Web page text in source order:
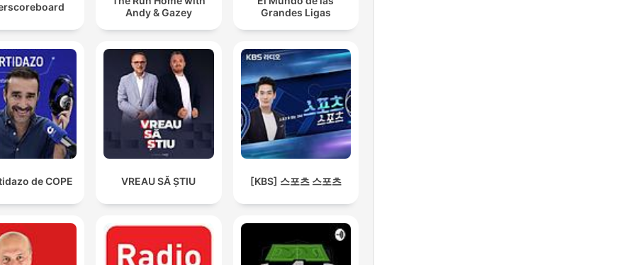
Andy & Gazey
Grandes Ligas
de COPE VREAU SĂ ȘTIU [KBS] 스포츠 스포츠